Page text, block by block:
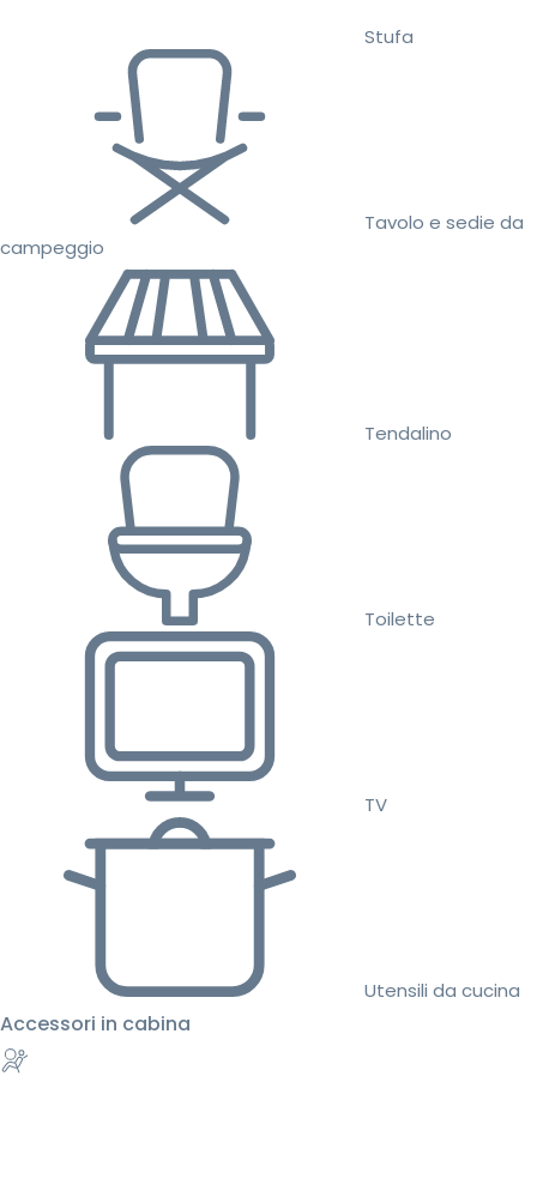
Stufa
Tavolo e sedie da
campeggio
Tendalino
Toilette
TV
Utensili da cucina
Accessori in cabina